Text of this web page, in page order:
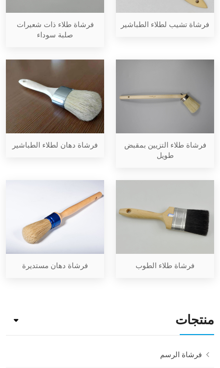
فرشاة تشيب لطلاء الطباشير
فرشاة طلاء ذات شعيرات
صلبة سوداء
فرشاة طلاء التزيين بمقبض
طويل
فرشاة دهان لطلاء الطباشير
فرشاة طلاء الطوب فرشاة دهان مستديرة
منتجات
فرشاة الرسم